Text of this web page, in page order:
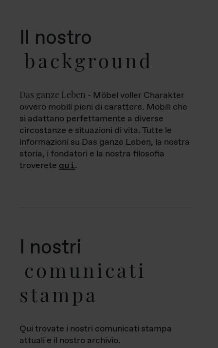
Il nostro
background
Das ganze Leben - Möbel voller Charakter
ovvero mobili pieni di carattere. Mobili che
si adattano perfettamente a diverse
circostanze e situazioni di vita. Tutte le
informazioni su Das ganze Leben, la nostra
storia, i fondatori e la nostra filosofia
troverete qui.
I nostri
comunicati
stampa
Qui trovate i nostri comunicati stampa
attuali e il nostro archivio.